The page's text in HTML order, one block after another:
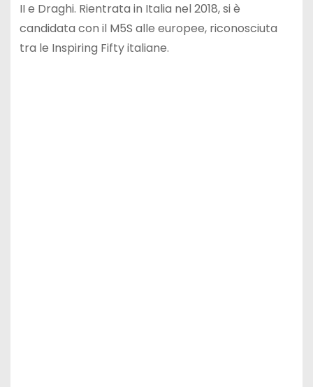
II e Draghi. Rientrata in Italia nel 2018, si è
candidata con il M5S alle europee, riconosciuta
tra le Inspiring Fifty italiane.